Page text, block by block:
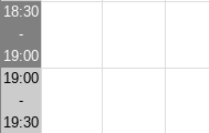
18:30
-
19:00
19:00
-
19:30